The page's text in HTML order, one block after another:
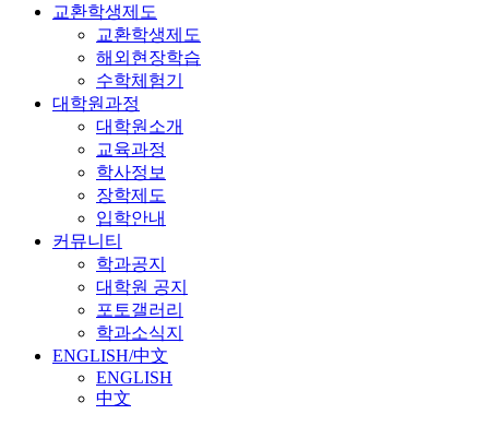
교환학생제도
교환학생제도
해외현장학습
수학체험기
대학원과정
대학원소개
교육과정
학사정보
장학제도
입학안내
커뮤니티
학과공지
대학원 공지
포토갤러리
학과소식지
ENGLISH/中文
ENGLISH
中文